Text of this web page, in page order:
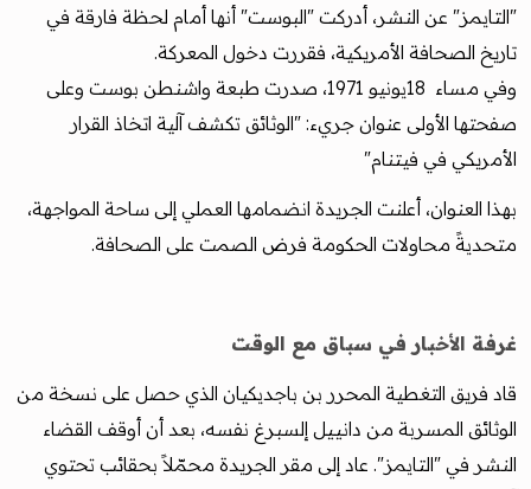
"التايمز" عن النشر، أدركت "البوست" أنها أمام لحظة فارقة في
تاريخ الصحافة الأمريكية، فقررت دخول المعركة.
وفي مساء 18يونيو 1971، صدرت طبعة واشنطن بوست وعلى
صفحتها الأولى عنوان جريء: "الوثائق تكشف آلية اتخاذ القرار
الأمريكي في فيتنام"
بهذا العنوان، أعلنت الجريدة انضمامها العملي إلى ساحة المواجهة،
متحديةً محاولات الحكومة فرض الصمت على الصحافة.
غرفة الأخبار في سباق مع الوقت
قاد فريق التغطية المحرر بن باجديكيان الذي حصل على نسخة من
الوثائق المسربة من دانييل إلسبرغ نفسه، بعد أن أوقف القضاء
النشر في "التايمز". عاد إلى مقر الجريدة محمّلاً بحقائب تحتوي